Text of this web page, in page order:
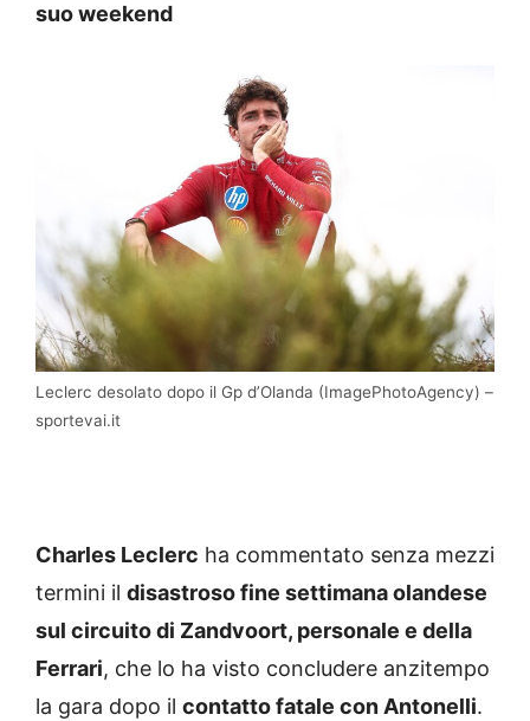
suo weekend
Leclerc desolato dopo il Gp d’Olanda (ImagePhotoAgency) –
sportevai.it
Charles Leclerc ha commentato senza mezzi
termini il disastroso fine settimana olandese
sul circuito di Zandvoort, personale e della
Ferrari, che lo ha visto concludere anzitempo
la gara dopo il contatto fatale con Antonelli.